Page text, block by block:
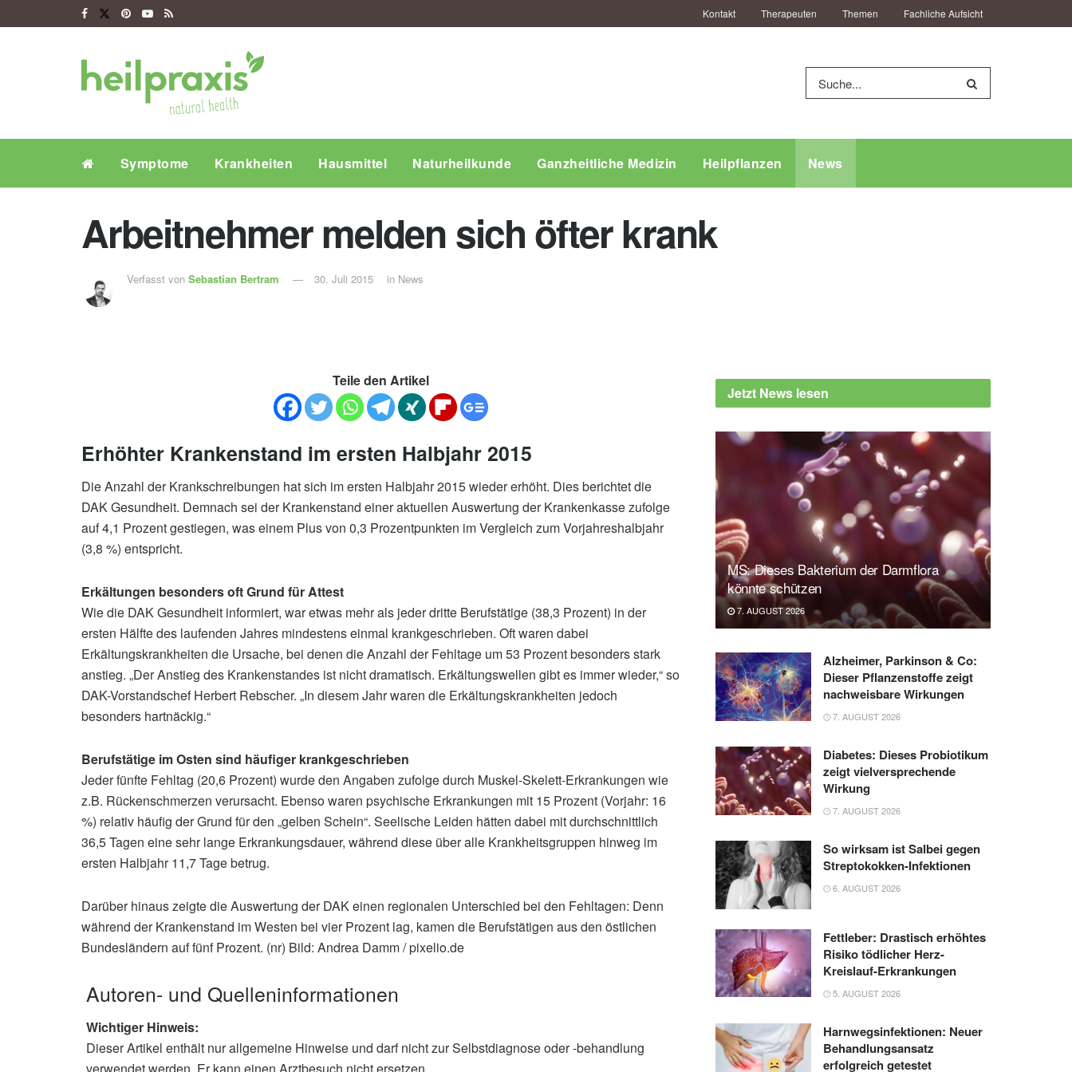
Kontakt Therapeuten Themen Fachliche Aufsicht
Symptome Krankheiten Hausmittel Naturheilkunde Ganzheitliche Medizin Heilpflanzen News
Arbeitnehmer melden sich öfter krank
Verfasst von Sebastian Bertram 30. Juli 2015 in News
Teile den Artikel
Erhöhter Krankenstand im ersten Halbjahr 2015
Die Anzahl der Krankschreibungen hat sich im ersten Halbjahr 2015 wieder erhöht. Dies berichtet die
DAK Gesundheit. Demnach sei der Krankenstand einer aktuellen Auswertung der Krankenkasse zufolge
auf 4,1 Prozent gestiegen, was einem Plus von 0,3 Prozentpunkten im Vergleich zum Vorjahreshalbjahr
(3,8 %) entspricht.
Erkältungen besonders oft Grund für Attest
Wie die DAK Gesundheit informiert, war etwas mehr als jeder dritte Berufstätige (38,3 Prozent) in der
ersten Hälfte des laufenden Jahres mindestens einmal krankgeschrieben. Oft waren dabei
Erkältungskrankheiten die Ursache, bei denen die Anzahl der Fehltage um 53 Prozent besonders stark
anstieg. „Der Anstieg des Krankenstandes ist nicht dramatisch. Erkältungswellen gibt es immer wieder,“ so
DAK-Vorstandschef Herbert Rebscher. „In diesem Jahr waren die Erkältungskrankheiten jedoch
besonders hartnäckig.“
Berufstätige im Osten sind häufiger krankgeschrieben
Jeder fünfte Fehltag (20,6 Prozent) wurde den Angaben zufolge durch Muskel-Skelett-Erkrankungen wie
z.B. Rückenschmerzen verursacht. Ebenso waren psychische Erkrankungen mit 15 Prozent (Vorjahr: 16
%) relativ häufig der Grund für den „gelben Schein“. Seelische Leiden hätten dabei mit durchschnittlich
36,5 Tagen eine sehr lange Erkrankungsdauer, während diese über alle Krankheitsgruppen hinweg im
ersten Halbjahr 11,7 Tage betrug.
Darüber hinaus zeigte die Auswertung der DAK einen regionalen Unterschied bei den Fehltagen: Denn
während der Krankenstand im Westen bei vier Prozent lag, kamen die Berufstätigen aus den östlichen
Bundesländern auf fünf Prozent. (nr) Bild: Andrea Damm / pixelio.de
Autoren- und Quelleninformationen
Wichtiger Hinweis:
Dieser Artikel enthält nur allgemeine Hinweise und darf nicht zur Selbstdiagnose oder -behandlung
verwendet werden. Er kann einen Arztbesuch nicht ersetzen.
Jetzt News lesen
MS: Dieses Bakterium der Darmflora
könnte schützen
7. AUGUST 2026
Alzheimer, Parkinson & Co:
Dieser Pflanzenstoffe zeigt
nachweisbare Wirkungen
7. AUGUST 2026
Diabetes: Dieses Probiotikum
zeigt vielversprechende
Wirkung
7. AUGUST 2026
So wirksam ist Salbei gegen
Streptokokken-Infektionen
6. AUGUST 2026
Fettleber: Drastisch erhöhtes
Risiko tödlicher Herz-
Kreislauf-Erkrankungen
5. AUGUST 2026
Harnwegsinfektionen: Neuer
Behandlungsansatz
erfolgreich getestet